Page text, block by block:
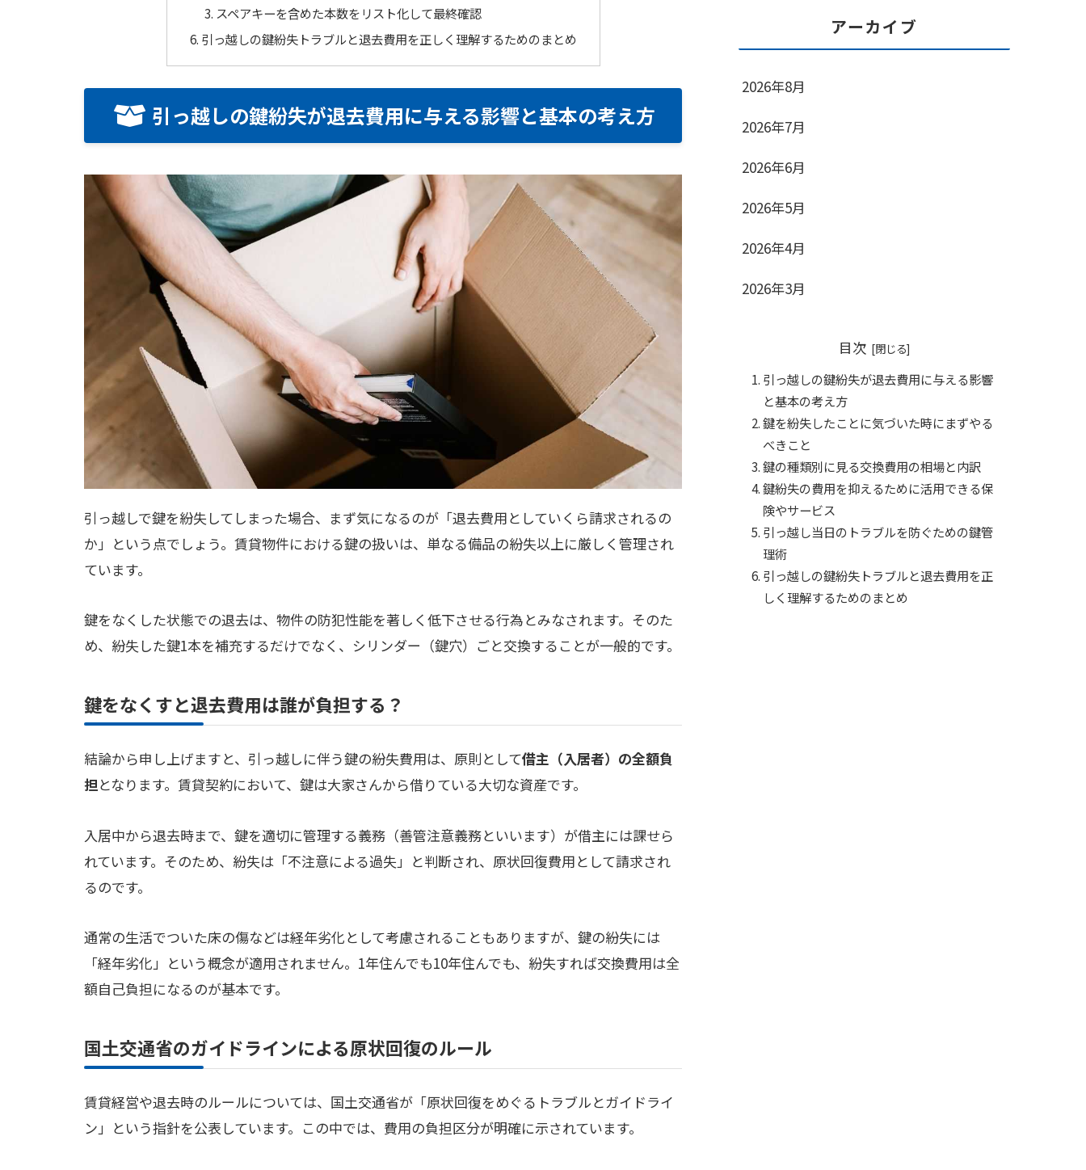
スペアキーを含めた本数をリスト化して最終確認
引っ越しの鍵紛失トラブルと退去費用を正しく理解するためのまとめ
引っ越しの鍵紛失が退去費用に与える影響と基本の考え方
引っ越しで鍵を紛失してしまった場合、まず気になるのが「退去費用としていくら請求されるの
か」という点でしょう。賃貸物件における鍵の扱いは、単なる備品の紛失以上に厳しく管理され
ています。
鍵をなくした状態での退去は、物件の防犯性能を著しく低下させる行為とみなされます。そのた
め、紛失した鍵1本を補充するだけでなく、シリンダー（鍵穴）ごと交換することが一般的です。
鍵をなくすと退去費用は誰が負担する？
結論から申し上げますと、引っ越しに伴う鍵の紛失費用は、原則として借主（入居者）の全額負
担となります。賃貸契約において、鍵は大家さんから借りている大切な資産です。
入居中から退去時まで、鍵を適切に管理する義務（善管注意義務といいます）が借主には課せら
れています。そのため、紛失は「不注意による過失」と判断され、原状回復費用として請求され
るのです。
通常の生活でついた床の傷などは経年劣化として考慮されることもありますが、鍵の紛失には
「経年劣化」という概念が適用されません。1年住んでも10年住んでも、紛失すれば交換費用は全
額自己負担になるのが基本です。
国土交通省のガイドラインによる原状回復のルール
賃貸経営や退去時のルールについては、国土交通省が「原状回復をめぐるトラブルとガイドライ
ン」という指針を公表しています。この中では、費用の負担区分が明確に示されています。
アーカイブ
2026年8月
2026年7月
2026年6月
2026年5月
2026年4月
2026年3月
目次
引っ越しの鍵紛失が退去費用に与える影響
と基本の考え方
鍵を紛失したことに気づいた時にまずやる
べきこと
鍵の種類別に見る交換費用の相場と内訳
鍵紛失の費用を抑えるために活用できる保
険やサービス
引っ越し当日のトラブルを防ぐための鍵管
理術
引っ越しの鍵紛失トラブルと退去費用を正
しく理解するためのまとめ